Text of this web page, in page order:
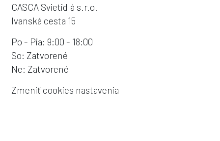
CASCA Svietidlá s.r.o.
Ivanská cesta 15
Po - Pia: 9:00 - 18:00
So: Zatvorené
Ne: Zatvorené
Zmeniť cookies nastavenia